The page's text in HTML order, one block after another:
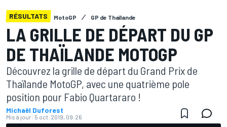
RÉSULTATS MotoGP GP de Thaïlande
LA GRILLE DE DÉPART DU GP
DE THAÏLANDE MOTOGP
Découvrez la grille de départ du Grand Prix de
Thaïlande MotoGP, avec une quatrième pole
position pour Fabio Quartararo !
Michaël Duforest
Mis à jour: 5 oct. 2019, 09:26